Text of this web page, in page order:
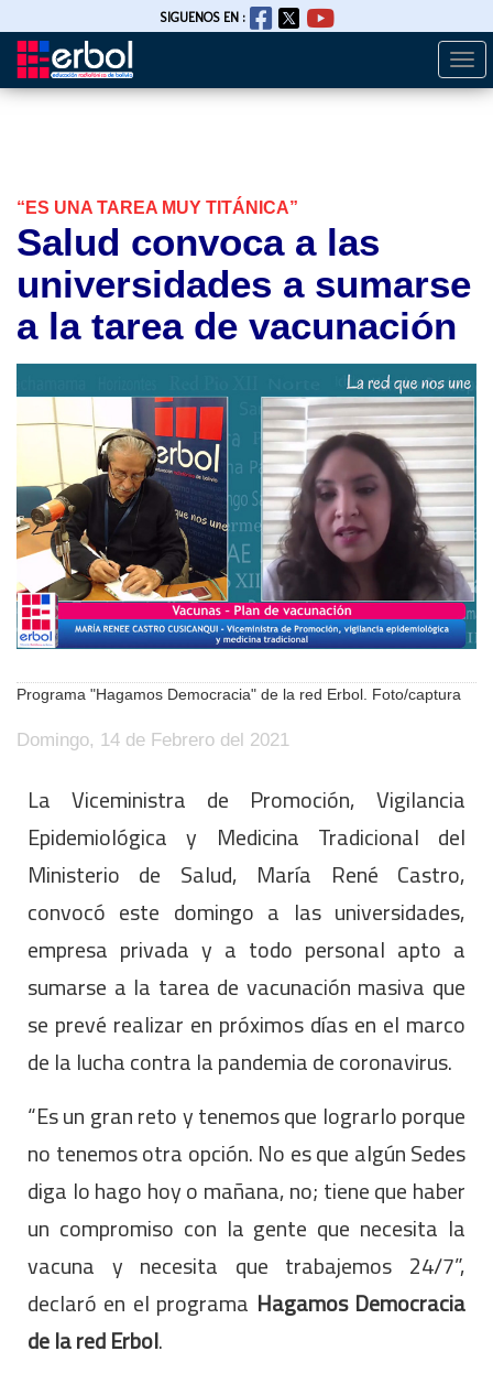
Pasar
SIGUENOS EN :
“ES UNA TAREA MUY TITÁNICA”
Salud convoca a las
universidades a sumarse
a la tarea de vacunación
Programa "Hagamos Democracia" de la red Erbol. Foto/captura
Domingo, 14 de Febrero del 2021
La Viceministra de Promoción, Vigilancia
Epidemiológica y Medicina Tradicional del
Ministerio de Salud, María René Castro,
convocó este domingo a las universidades,
empresa privada y a todo personal apto a
sumarse a la tarea de vacunación masiva que
se prevé realizar en próximos días en el marco
de la lucha contra la pandemia de coronavirus.
“Es un gran reto y tenemos que lograrlo porque
no tenemos otra opción. No es que algún Sedes
diga lo hago hoy o mañana, no; tiene que haber
un compromiso con la gente que necesita la
vacuna y necesita que trabajemos 24/7”,
declaró en el programa Hagamos Democracia
de la red Erbol.